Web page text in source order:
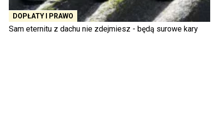
DOPŁATY I PRAWO
Sam eternitu z dachu nie zdejmiesz - będą surowe kary